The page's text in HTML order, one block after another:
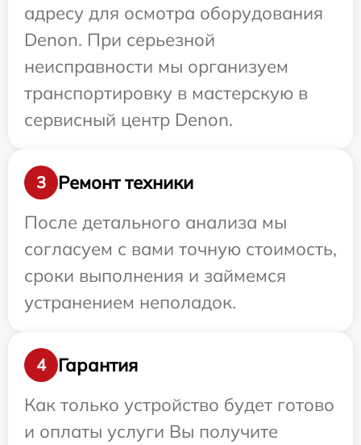
адресу для осмотра оборудования
Denon. При серьезной
неисправности мы организуем
транспортировку в мастерскую в
сервисный центр Denon.
3
Ремонт техники
После детального анализа мы
согласуем с вами точную стоимость,
сроки выполнения и займемся
устранением неполадок.
4
Гарантия
Как только устройство будет готово
и оплаты услуги Вы получите